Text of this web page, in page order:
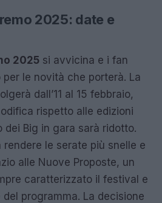
2025: date e
2025 si avvicina e i fan
le novità che porterà. La
dall’11 al 15 febbraio,
rispetto alle edizioni
dei Big in gara sarà ridotto.
le serate più snelle e
alle Nuove Proposte, un
caratterizzato il festival e
programma. La decisione